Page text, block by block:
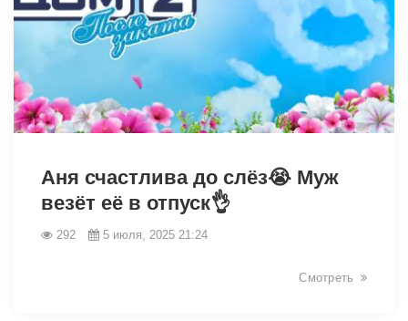
Аня счастлива до слёз😭 Муж
везёт её в отпуск👌
292 5 июля, 2025 21:24
Смотреть